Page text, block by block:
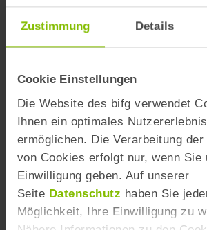
Zustimmung Details
Cookie Einstellungen
Die Website des bifg verwendet
Ihnen ein optimales
ermöglichen. Die Verarbeitung
von Cookies erfolgt nur, wenn Sie
Einwilligung geben. Auf unserer
Seite Datenschutz haben Sie
Möglichkeit, Ihre Einwilligung zu
Zurück zur